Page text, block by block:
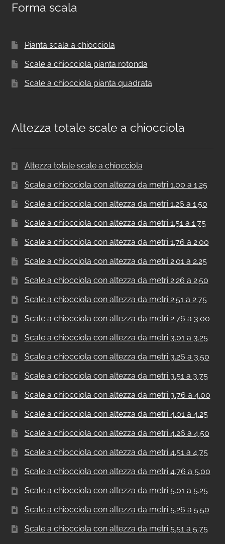
Forma scala
Pianta scala a chiocciola
Scale a chiocciola pianta rotonda
Scale a chiocciola pianta quadrata
Altezza totale scale a chiocciola
Altezza totale scale a chiocciola
Scale a chiocciola con altezza da metri 1.00 a 1.25
Scale a chiocciola con altezza da metri 1.26 a 1.50
Scale a chiocciola con altezza da metri 1.51 a 1.75
Scale a chiocciola con altezza da metri 1.76 a 2.00
Scale a chiocciola con altezza da metri 2.01 a 2.25
Scale a chiocciola con altezza da metri 2.26 a 2.50
Scale a chiocciola con altezza da metri 2.51 a 2.75
Scale a chiocciola con altezza da metri 2.76 a 3.00
Scale a chiocciola con altezza da metri 3.01 a 3.25
Scale a chiocciola con altezza da metri 3.26 a 3.50
Scale a chiocciola con altezza da metri 3.51 a 3.75
Scale a chiocciola con altezza da metri 3.76 a 4.00
Scale a chiocciola con altezza da metri 4.01 a 4.25
Scale a chiocciola con altezza da metri 4.26 a 4.50
Scale a chiocciola con altezza da metri 4.51 a 4.75
Scale a chiocciola con altezza da metri 4.76 a 5.00
Scale a chiocciola con altezza da metri 5.01 a 5.25
Scale a chiocciola con altezza da metri 5.26 a 5.50
Scale a chiocciola con altezza da metri 5.51 a 5.75